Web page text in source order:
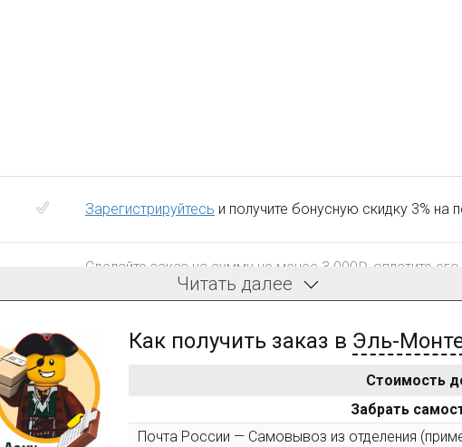
Зарегистрируйтесь и получите бонусную скидку 3% на
Сделайте заказ на сумму не менее 3 000₽, оплатите
компенсацию доставки.
После того, как сумма Ваших заказов превысит 3000
все повторные заказы - 10%
Читать далее
Как получить заказ в Эль-
Стоимость
Забрать
Почта России — Самовывоз из отделения